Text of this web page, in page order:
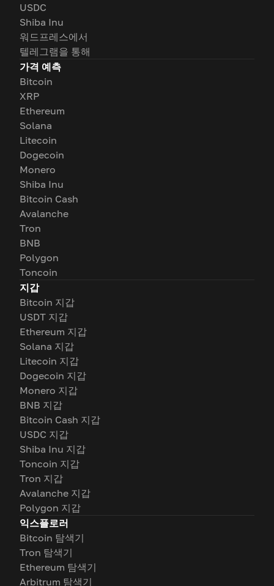
USDC
Shiba Inu
워드프레스에서
텔레그램을 통해
가격 예측
Bitcoin
XRP
Ethereum
Solana
Litecoin
Dogecoin
Monero
Shiba Inu
Bitcoin Cash
Avalanche
Tron
BNB
Polygon
Toncoin
지갑
Bitcoin 지갑
USDT 지갑
Ethereum 지갑
Solana 지갑
Litecoin 지갑
Dogecoin 지갑
Monero 지갑
BNB 지갑
Bitcoin Cash 지갑
USDC 지갑
Shiba Inu 지갑
Toncoin 지갑
Tron 지갑
Avalanche 지갑
Polygon 지갑
익스플로러
Bitcoin 탐색기
Tron 탐색기
Ethereum 탐색기
Arbitrum 탐색기